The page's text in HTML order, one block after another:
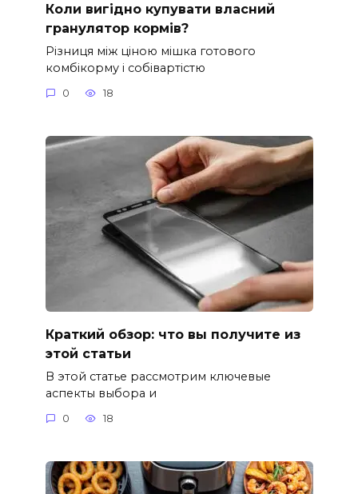
Коли вигідно купувати власний
гранулятор кормів?
Різниця між ціною мішка готового
комбікорму і собівартістю
0 18
Краткий обзор: что вы получите из
этой статьи
В этой статье рассмотрим ключевые
аспекты выбора и
0 18